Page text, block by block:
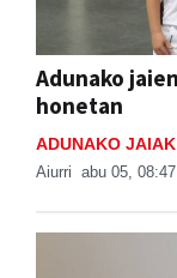
Adunako
honetan
ADUNAKO
Aiurri abu 05, 08:47